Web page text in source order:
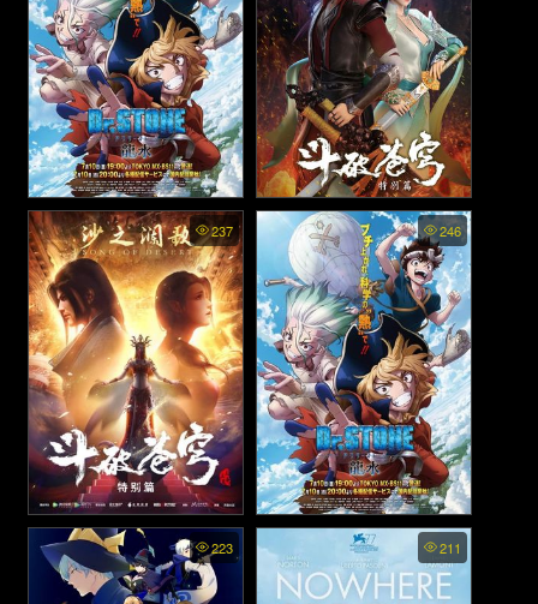
Dr. Stone Ryusui (2022)
Special ซับไทย
Fights Break Sphere
Specials ซับไทย - สัประยุทธ์
ทะลุฟ้า ภาคพิเศษ 1 หยุนจื่อ
237
Fights Break Sphere
Specials 2 - บทเพลงแห่งทะเล
ทราย
246
Dr. Stone Ryusui (2022)
Special
223 211